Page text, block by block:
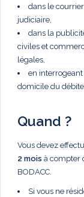
dans le
judiciaire,
dans la
civiles et
légales,
en
domicile du
Quand ?
Vous devez
2 mois à compter
BODACC.
Si vous ne